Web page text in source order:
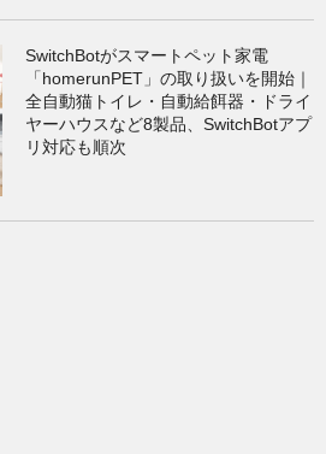
SwitchBotがスマートペット家電
「homerunPET」の取り扱いを開始｜
全自動猫トイレ・自動給餌器・ドライ
ヤーハウスなど8製品、SwitchBotアプ
リ対応も順次